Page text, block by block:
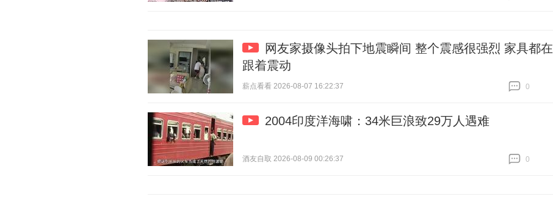
网友家摄像头拍下地震瞬间 整个震感很强烈 家具都在
跟着震动
薪点看看 2026-08-07 16:22:37
0
2004印度洋海啸：34米巨浪致29万人遇难
酒友自取 2026-08-09 00:26:37
0